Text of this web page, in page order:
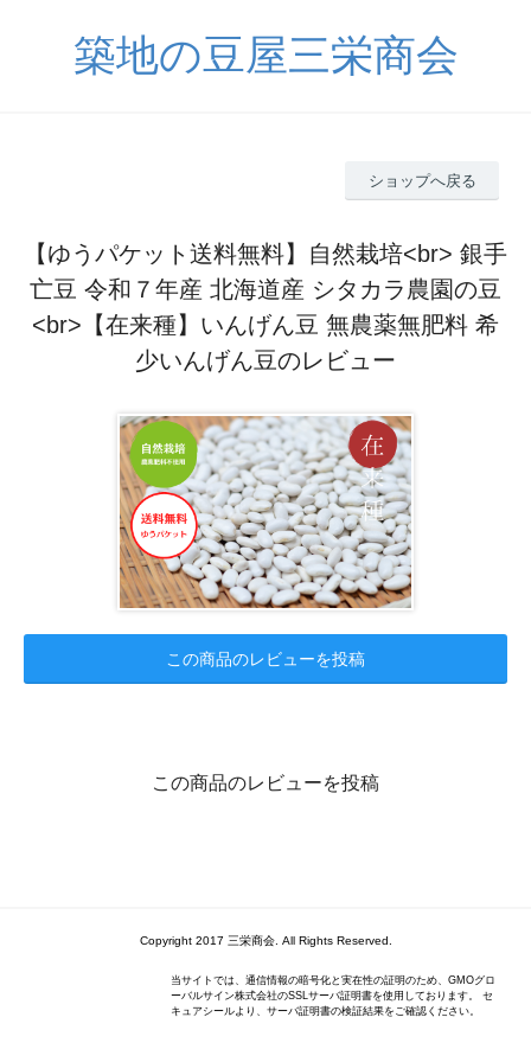
築地の豆屋三栄商会
ショップへ戻る
【ゆうパケット送料無料】自然栽培<br> 銀手
亡豆 令和７年産 北海道産 シタカラ農園の豆
<br>【在来種】いんげん豆 無農薬無肥料 希
少いんげん豆のレビュー
この商品のレビューを投稿
この商品のレビューを投稿
Copyright 2017 三栄商会. All Rights Reserved.
当サイトでは、通信情報の暗号化と実在性の証明のため、GMOグロ
ーバルサイン株式会社のSSLサーバ証明書を使用しております。 セ
キュアシールより、サーバ証明書の検証結果をご確認ください。